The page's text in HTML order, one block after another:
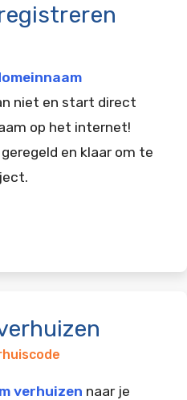
niet en start direct
op het internet!
en klaar om te
verhuizen naar je